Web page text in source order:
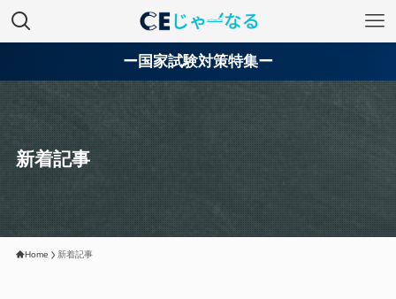
ー国家試験対策特集ー
新着記事
Home 新着記事